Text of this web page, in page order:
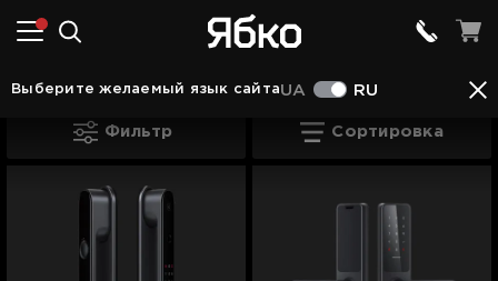
Выберите желаемый язык сайтаUA RU
Техника для дома Ивано-Франковске Умный
Доступ Ивано-Франковске
Фильтр Сортировка